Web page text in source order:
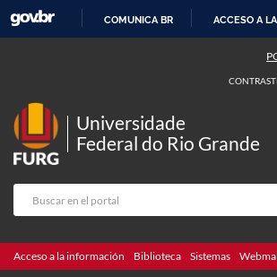
CONTENIDO
COMUNICA BR ACCESO A
Universidade
Federal do Rio Grande
Acceso a la información Biblioteca Sistemas